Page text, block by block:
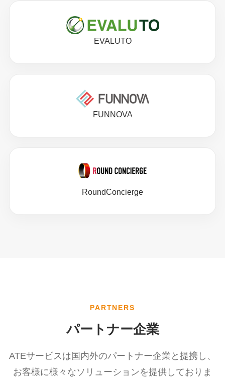
EVALUTO
FUNNOVA
RoundConcierge
PARTNERS
パートナー企業
ATEサービスは国内外のパートナー企業と提携し、
お客様に様々なソリューションを提供しておりま